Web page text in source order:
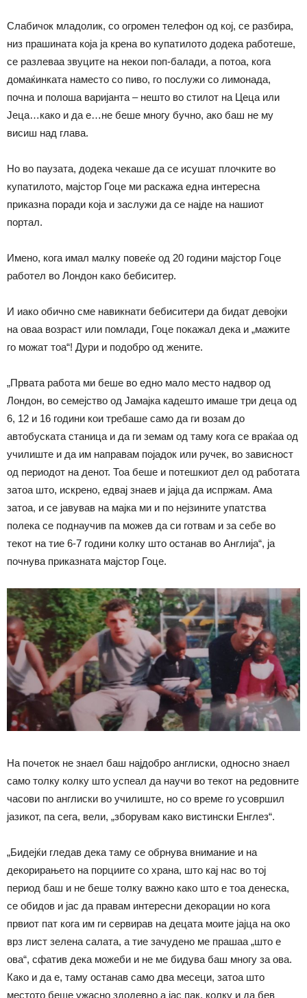
Слабичок младолик, со огромен телефон од кој, се разбира,
низ прашината која ја крена во купатилото додека работеше,
се разлеваа звуците на некои поп-балади, а потоа, кога
домаќинката наместо со пиво, го послужи со лимонада,
почна и полоша варијанта – нешто во стилот на Цеца или
Јеца…како и да е…не беше многу бучно, ако баш не му
висиш над глава.
Но во паузата, додека чекаше да се исушат плочките во
купатилото, мајстор Гоце ми раскажа една интересна
приказна поради која и заслужи да се најде на нашиот
портал.
Имено, кога имал малку повеќе од 20 години мајстор Гоце
работел во Лондон како бебиситер.
И иако обично сме навикнати бебиситери да бидат девојки
на оваа возраст или помлади, Гоце покажал дека и „мажите
го можат тоа“! Дури и подобро од жените.
„Првата работа ми беше во едно мало место надвор од
Лондон, во семејство од Јамајка кадешто имаше три деца од
6, 12 и 16 години кои требаше само да ги возам до
автобуската станица и да ги земам од таму кога се враќаа од
училиште и да им направам појадок или ручек, во зависност
од периодот на денот. Тоа беше и потешкиот дел од работата
затоа што, искрено, едвај знаев и јајца да испржам. Ама
затоа, и се јавував на мајка ми и по нејзините упатства
полека се поднаучив па можев да си готвам и за себе во
текот на тие 6-7 години колку што останав во Англија“, ја
почнува приказната мајстор Гоце.
На почеток не знаел баш најдобро англиски, односно знаел
само толку колку што успеал да научи во текот на редовните
часови по англиски во училиште, но со време го усовршил
јазикот, па сега, вели, „зборувам како вистински Енглез“.
„Бидејќи гледав дека таму се обрнува внимание и на
декорирањето на порциите со храна, што кај нас во тој
период баш и не беше толку важно како што е тоа денеска,
се обидов и јас да правам интересни декорации но кога
првиот пат кога им ги сервирав на децата моите јајца на око
врз лист зелена салата, а тие зачудено ме прашаа „што е
ова“, сфатив дека можеби и не ме бидува баш многу за ова.
Како и да е, таму останав само два месеци, затоа што
местото беше ужасно здодевно а јас пак, колку и да бев